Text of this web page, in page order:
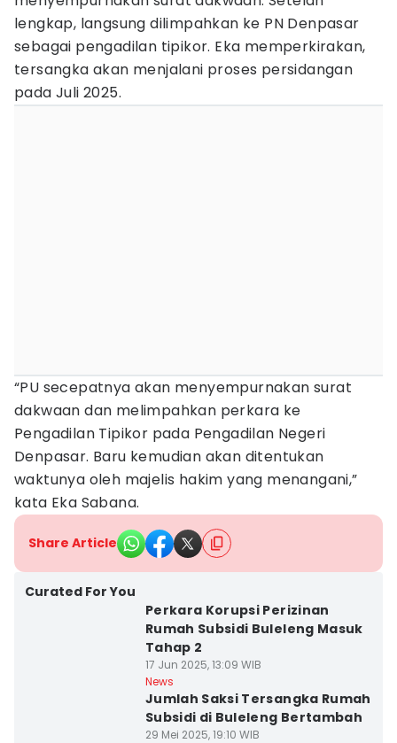
lengkap, langsung dilimpahkan ke PN Denpasar
sebagai pengadilan tipikor. Eka memperkirakan,
tersangka akan menjalani proses persidangan
pada Juli 2025.
“PU secepatnya akan menyempurnakan surat
dakwaan dan melimpahkan perkara ke
Pengadilan Tipikor pada Pengadilan Negeri
Denpasar. Baru kemudian akan ditentukan
waktunya oleh majelis hakim yang menangani,”
kata Eka Sabana.
Share Article
Curated For You
Perkara Korupsi Perizinan
Rumah Subsidi Buleleng Masuk
Tahap 2
17 Jun 2025, 13:09 WIB
News
Jumlah Saksi Tersangka Rumah
Subsidi di Buleleng Bertambah
29 Mei 2025, 19:10 WIB